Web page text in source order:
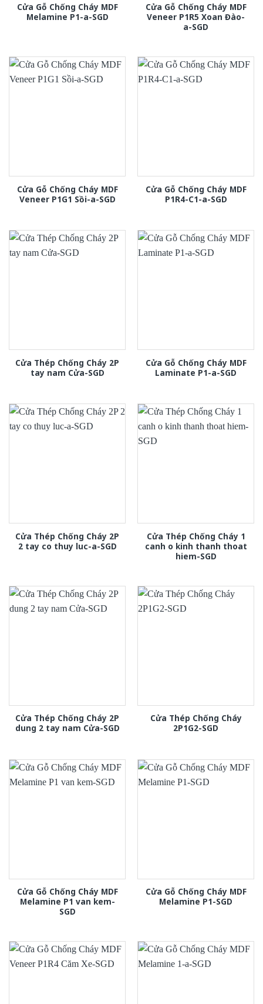
Cửa Gỗ Chống Cháy MDF
Melamine P1-a-SGD
Cửa Gỗ Chống Cháy MDF
Veneer P1R5 Xoan Đào-
a-SGD
Cửa Gỗ Chống Cháy MDF
Veneer P1G1 Sồi-a-SGD
Cửa Gỗ Chống Cháy MDF
P1R4-C1-a-SGD
Cửa Thép Chống Cháy 2P
tay nam Cửa-SGD
Cửa Gỗ Chống Cháy MDF
Laminate P1-a-SGD
Cửa Thép Chống Cháy 2P
2 tay co thuy luc-a-SGD
Cửa Thép Chống Cháy 1
canh o kinh thanh thoat
hiem-SGD
Cửa Thép Chống Cháy 2P
dung 2 tay nam Cửa-SGD
Cửa Thép Chống Cháy
2P1G2-SGD
Cửa Gỗ Chống Cháy MDF
Melamine P1 van kem-
SGD
Cửa Gỗ Chống Cháy MDF
Melamine P1-SGD